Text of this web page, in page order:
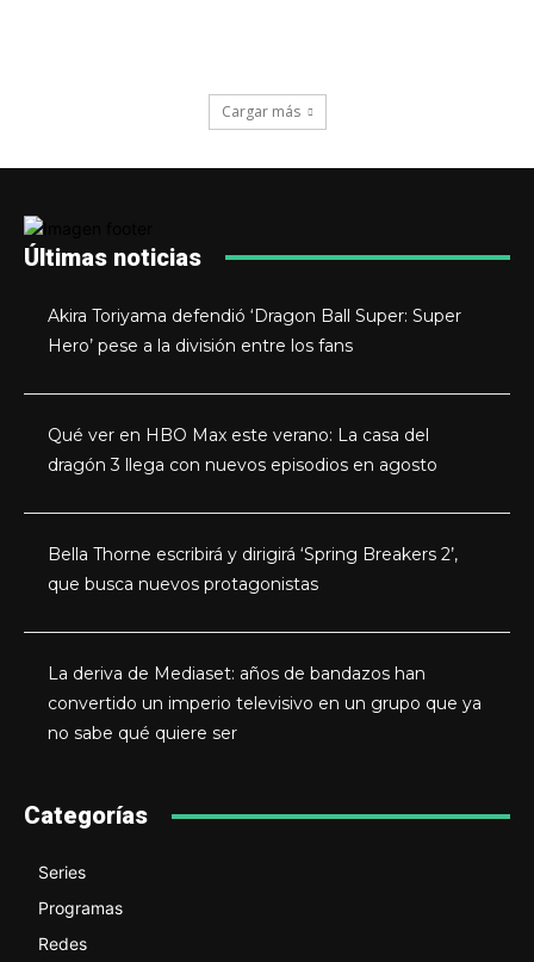
Cargar más
Últimas noticias
Akira Toriyama defendió ‘Dragon Ball Super: Super
Hero’ pese a la división entre los fans
Qué ver en HBO Max este verano: La casa del
dragón 3 llega con nuevos episodios en agosto
Bella Thorne escribirá y dirigirá ‘Spring Breakers 2’,
que busca nuevos protagonistas
La deriva de Mediaset: años de bandazos han
convertido un imperio televisivo en un grupo que ya
no sabe qué quiere ser
Categorías
Series
Programas
Redes